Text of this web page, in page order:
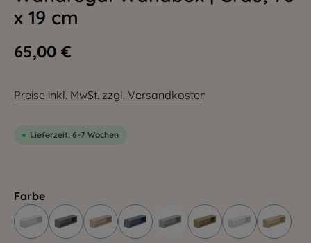
x 19 cm
65,00 €
Preise inkl. MwSt. zzgl. Versandkosten
Lieferzeit: 6-7 Wochen
Farbe